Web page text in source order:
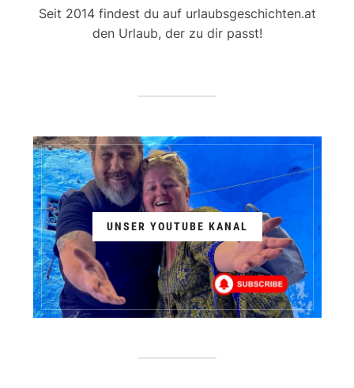
Seit 2014 findest du auf urlaubsgeschichten.at
den Urlaub, der zu dir passt!
UNSER YOUTUBE KANAL